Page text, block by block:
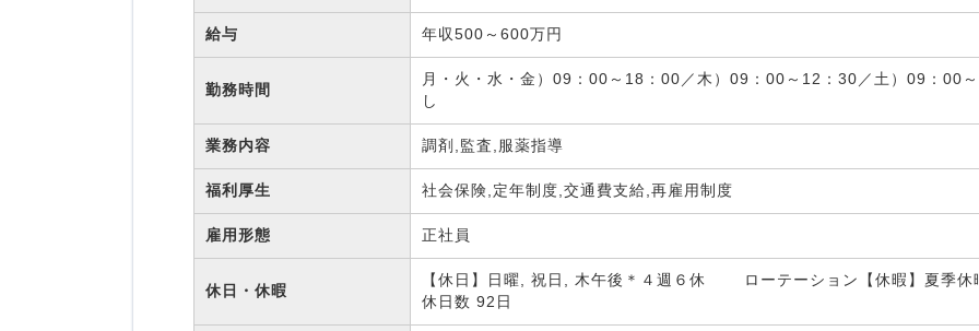
給与 年収500～600万円
勤務時間
月・火・水・金）09：00～18：00／木）09：00～12：30／土）09：
し
業務内容 調剤,監査,服薬指導
福利厚生 社会保険,定年制度,交通費支給,再雇用制度
雇用形態 正社員
休日・休暇
【休日】日曜, 祝日, 木午後＊４週６休 ローテーション【休暇】夏季休
休日数 92日